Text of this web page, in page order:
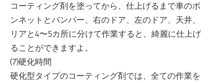
コーティング剤を塗ってから、仕上げるまで車のボ
ンネットとバンパー、右のドア、左のドア、天井、
リアと4〜5カ所に分けて作業すると、綺麗に仕上げ
ることができますよ。
⑺硬化時間
硬化型タイプのコーティング剤では、全ての作業を